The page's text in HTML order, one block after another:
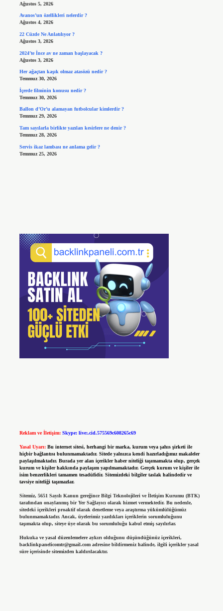
Ağustos 5, 2026
Avanos’un özellikleri nelerdir ?
Ağustos 4, 2026
22 Cüzde Ne Anlatılıyor ?
Ağustos 3, 2026
2024’te İnce av ne zaman başlayacak ?
Ağustos 3, 2026
Her ağaçtan kaşık olmaz atasözü nedir ?
Temmuz 30, 2026
İçerde filminin konusu nedir ?
Temmuz 30, 2026
Ballon d’Or’u alamayan futbolcular kimlerdir ?
Temmuz 29, 2026
Tam sayılarla birlikte yazılan kesirlere ne denir ?
Temmuz 28, 2026
Servis ikaz lambası ne anlama gelir ?
Temmuz 25, 2026
Reklam ve İletişim: Skype: live:.cid.575569c608265c69
Yasal Uyarı: Bu internet sitesi, herhangi bir marka, kurum veya şahıs şirketi ile
hiçbir bağlantısı bulunmamaktadır. Sitede yalnızca kendi hazırladığımız makaleler
paylaşılmaktadır. Burada yer alan içerikler haber niteliği taşımamakta olup, gerçek
kurum ve kişiler hakkında paylaşım yapılmamaktadır. Gerçek kurum ve kişiler ile
isim benzerlikleri tamamen tesadüfidir. Sitemizdeki bilgiler taslak halindedir ve
tavsiye niteliği taşımazlar.
Sitemiz, 5651 Sayılı Kanun gereğince Bilgi Teknolojileri ve İletişim Kurumu (BTK)
tarafından onaylanmış bir Yer Sağlayıcı olarak hizmet vermektedir. Bu nedenle,
sitedeki içerikleri proaktif olarak denetleme veya araştırma yükümlülüğümüz
bulunmamaktadır. Ancak, üyelerimiz yazdıkları içeriklerin sorumluluğunu
taşımakta olup, siteye üye olarak bu sorumluluğu kabul etmiş sayılırlar.
Hukuka ve yasal düzenlemelere aykırı olduğunu düşündüğünüz içerikleri,
backlinkpanelicomtr@gmail.comadresine bildirmeniz halinde, ilgili içerikler yasal
süre içerisinde sitemizden kaldırılacaktır.